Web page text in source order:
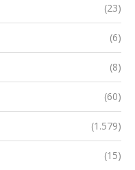
(23)
(6)
(8)
(60)
(1.579)
(15)